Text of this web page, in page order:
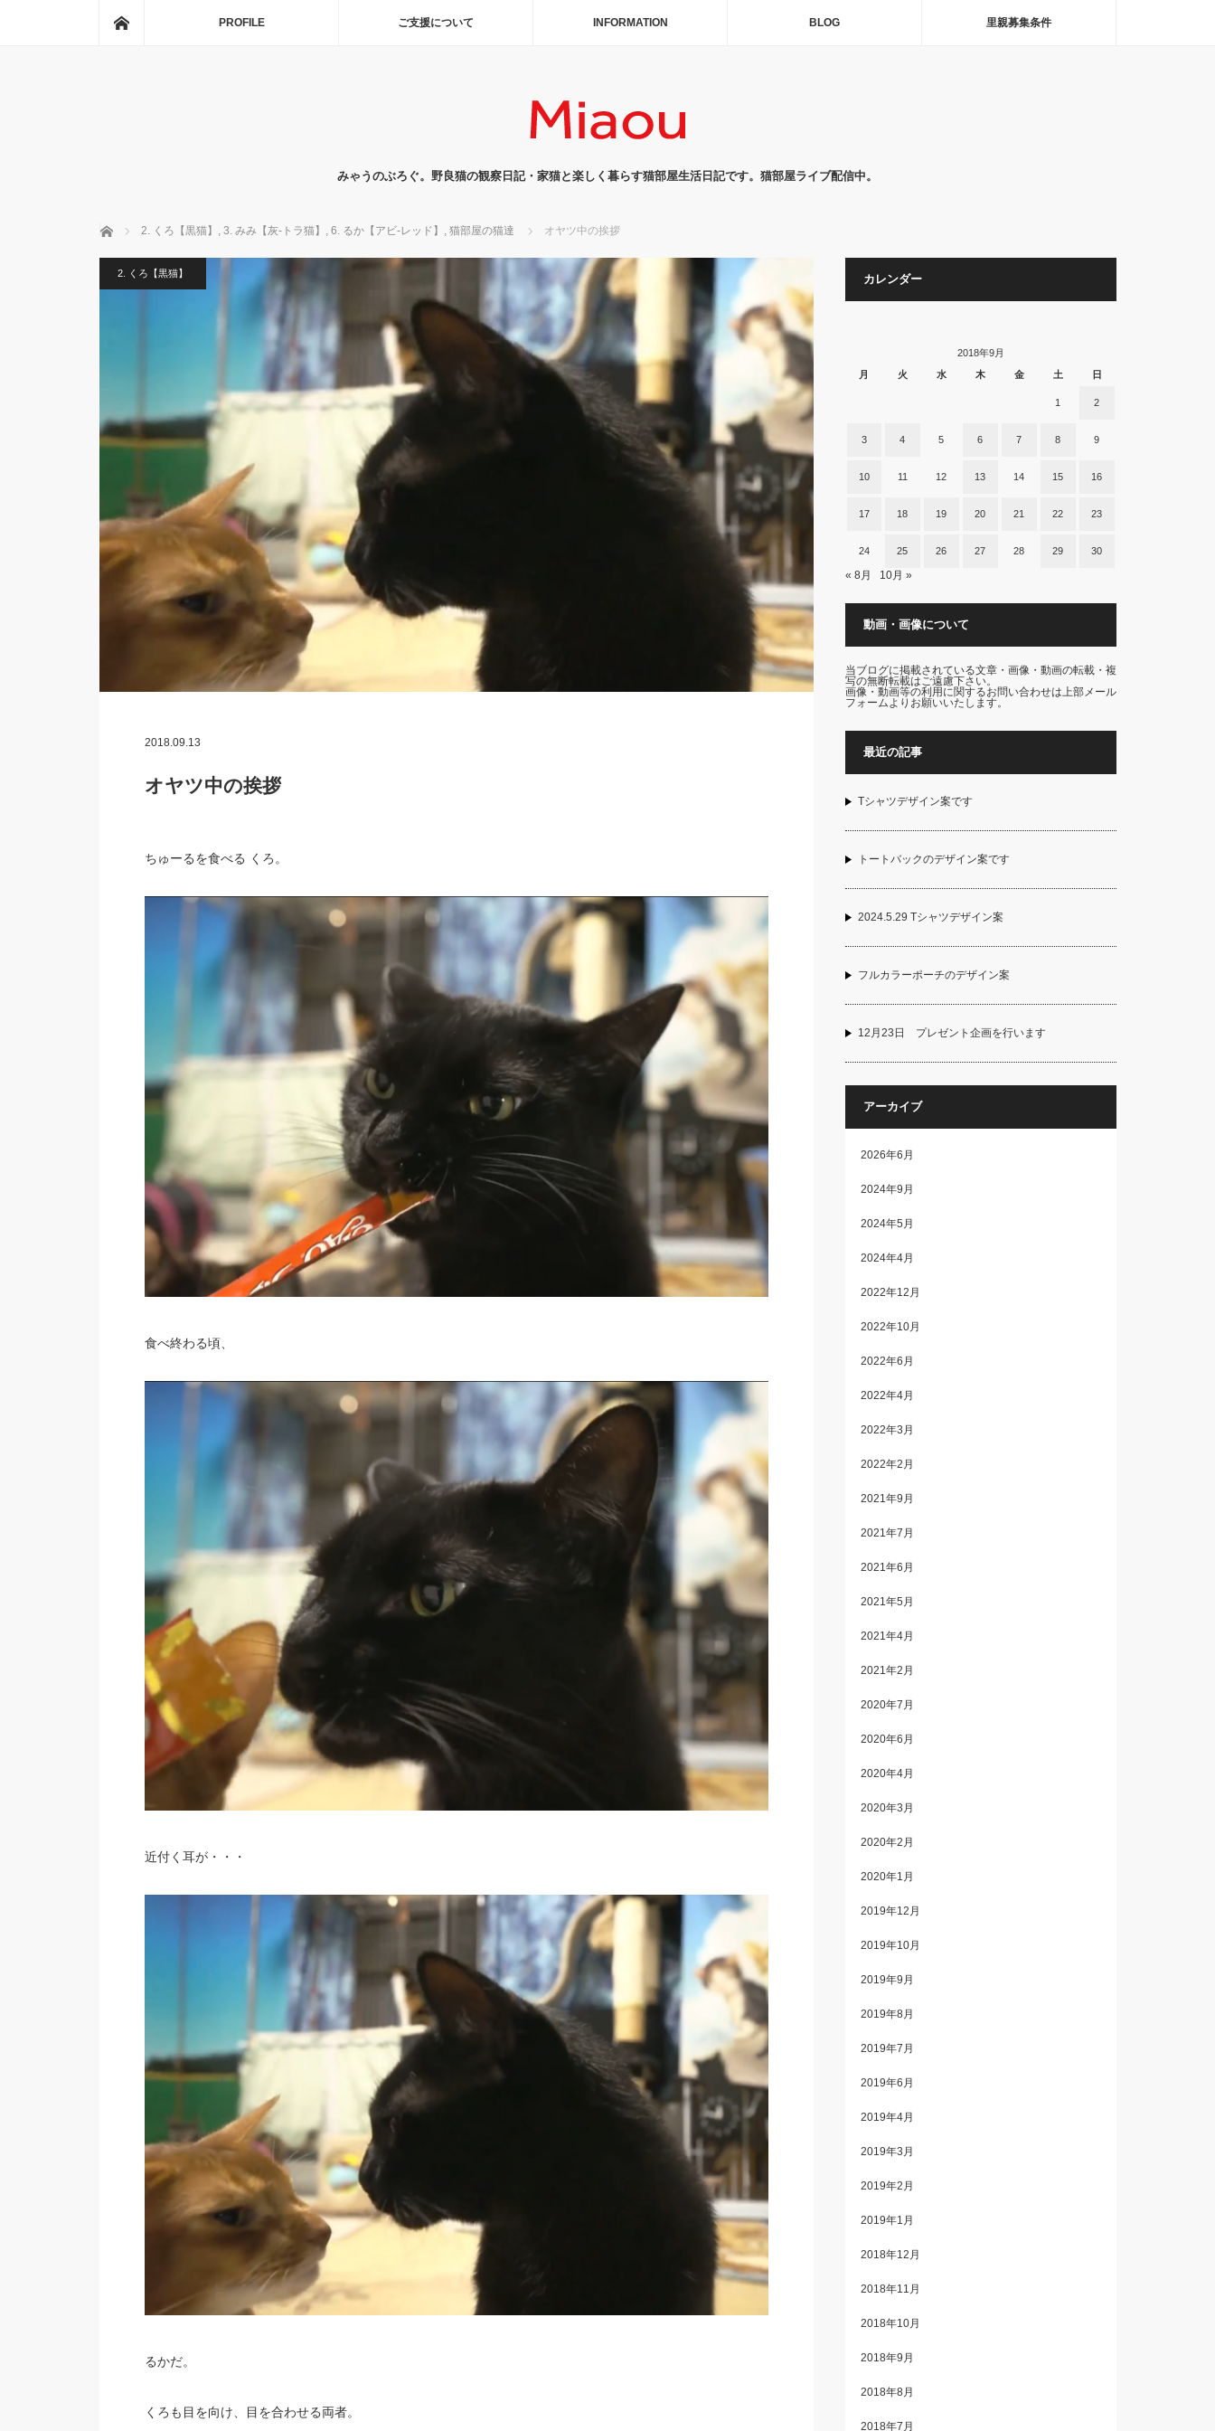
PROFILE ご支援について INFORMATION BLOG 里親募集条件
みゃうのぶろぐ。野良猫の観察日記・家猫と楽しく暮らす猫部屋生活日記です。猫部屋ライブ配信中。
ホーム 2. くろ【黒猫】 , 3. みみ【灰-トラ猫】 , 6. るか【アビ-レッド】 , 猫部屋の猫達 オヤツ中の挨拶
2. くろ【黒猫】
2018.09.13
オヤツ中の挨拶
ちゅーるを食べる くろ。
食べ終わる頃、
近付く耳が・・・
るかだ。
くろも目を向け、目を合わせる両者。
カレンダー
2018年9月
月
火 水 木 金 土 日
1 2
3 4 5 6 7 8 9
10 11 12 13 14 15 16
17 18 19 20 21 22 23
24 25 26 27 28 29 30
« 8月 10月 »
動画・画像について
当ブログに掲載されている文章・画像・動画の転載・複
写の無断転載はご遠慮下さい。
画像・動画等の利用に関するお問い合わせは上部メール
フォームよりお願いいたします。
最近の記事
Tシャツデザイン案です
トートバックのデザイン案です
2024.5.29 Tシャツデザイン案
フルカラーポーチのデザイン案
12月23日 プレゼント企画を行います
アーカイブ
2026年6月
2024年9月
2024年5月
2024年4月
2022年12月
2022年10月
2022年6月
2022年4月
2022年3月
2022年2月
2021年9月
2021年7月
2021年6月
2021年5月
2021年4月
2021年2月
2020年7月
2020年6月
2020年4月
2020年3月
2020年2月
2020年1月
2019年12月
2019年10月
2019年9月
2019年8月
2019年7月
2019年6月
2019年4月
2019年3月
2019年2月
2019年1月
2018年12月
2018年11月
2018年10月
2018年9月
2018年8月
2018年7月